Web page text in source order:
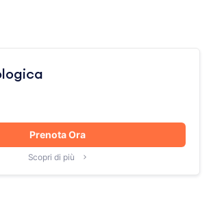
Prenota Ora
Scopri di più